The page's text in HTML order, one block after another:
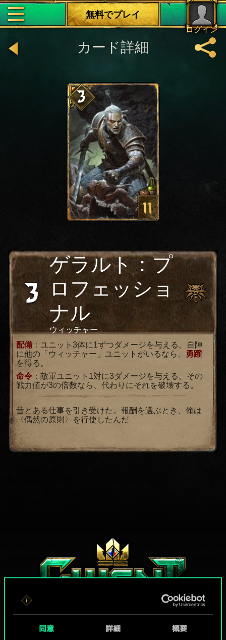
同意 詳細 概要
ログイン
無料でプレイ
カード詳細
3
11
3
ゲラルト：プ
ロフェッショ
ナル
ウィッチャー
配備 ：ユニット3体に1ずつダメージを与える。自陣
に他の「ウィッチャー」ユニットがいるなら、
勇躍
を得る。
命令 ：敵軍ユニット1対に3ダメージを与える。その
戦力値が3の倍数なら、代わりにそれを破壊する。
昔とある仕事を引き受けた。報酬を選ぶとき、俺は
〈偶然の原則〉を行使したんだ